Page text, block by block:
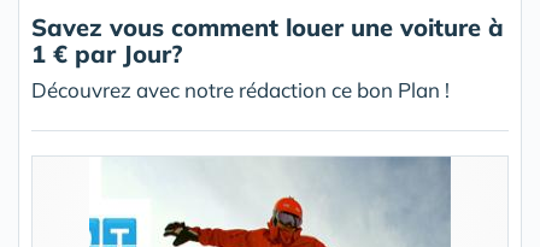
Savez vous comment louer une voiture à
1 € par Jour?
Découvrez avec notre rédaction ce bon Plan !